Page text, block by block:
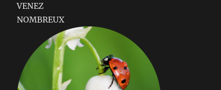
VENEZ
NOMBREUX